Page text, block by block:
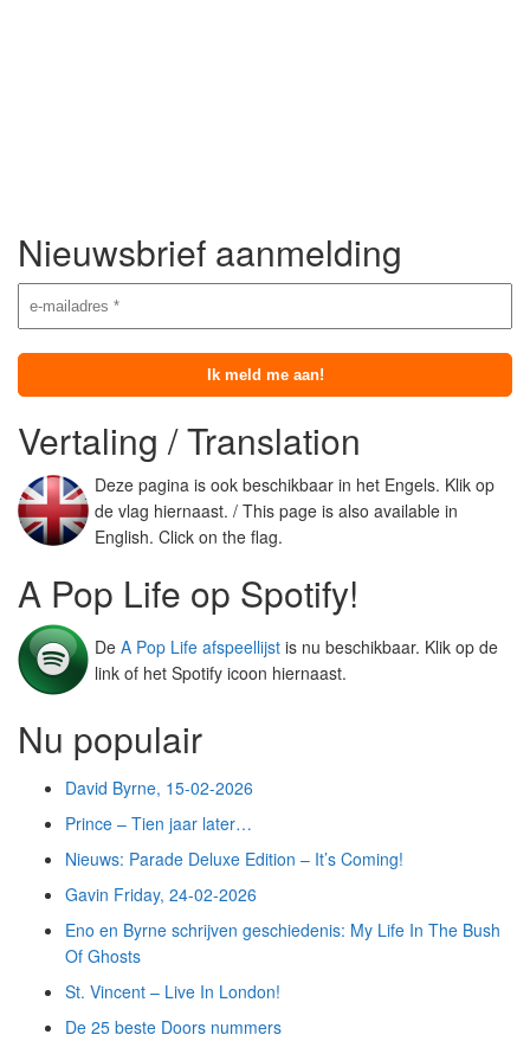
Nieuwsbrief aanmelding
Vertaling / Translation
Deze pagina is ook beschikbaar in het Engels. Klik op
de vlag hiernaast. / This page is also available in
English. Click on the flag.
A Pop Life op Spotify!
De A Pop Life afspeellijst is nu beschikbaar. Klik op de
link of het Spotify icoon hiernaast.
Nu populair
David Byrne, 15-02-2026
Prince – Tien jaar later…
Nieuws: Parade Deluxe Edition – It’s Coming!
Gavin Friday, 24-02-2026
Eno en Byrne schrijven geschiedenis: My Life In The Bush
Of Ghosts
St. Vincent – Live In London!
De 25 beste Doors nummers